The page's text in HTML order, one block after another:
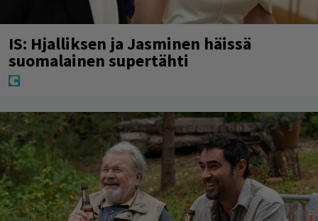
IS: Hjalliksen ja Jasminen häissä
suomalainen supertähti